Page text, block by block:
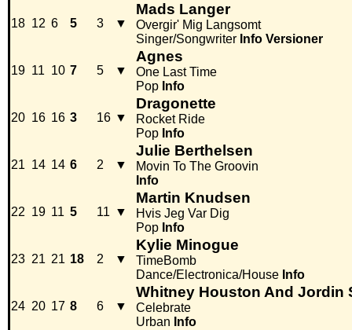
18 12 6 5 3 ▼
Mads Langer
Overgir' Mig Langsomt
Singer/Songwriter Info Versioner
19 11 10 7 5 ▼
Agnes
One Last Time
Pop Info
20 16 16 3 16 ▼
Dragonette
Rocket Ride
Pop Info
21 14 14 6 2 ▼
Julie Berthelsen
Movin To The Groovin
Info
22 19 11 5 11 ▼
Martin Knudsen
Hvis Jeg Var Dig
Pop Info
23 21 21 18 2 ▼
Kylie Minogue
TimeBomb
Dance/Electronica/House Info
24 20 17 8 6 ▼
Whitney Houston And Jordin
Celebrate
Urban Info